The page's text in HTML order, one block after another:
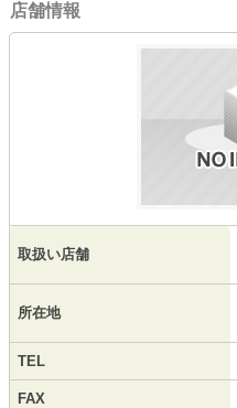
店舗情報
取扱い店舗
所在地
TEL
FAX